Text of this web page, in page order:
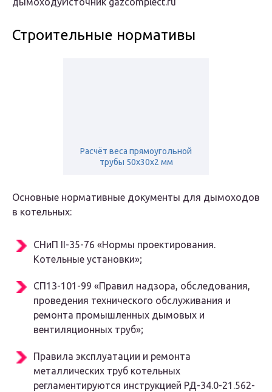
Строительные нормативы
Расчёт веса прямоугольной
трубы 50х30х2 мм
Основные нормативные документы для дымоходов
в котельных:
СНиП ІІ-35-76 «Нормы проектирования.
Котельные установки»;
СП13-101-99 «Правил надзора, обследования,
проведения технического обслуживания и
ремонта промышленных дымовых и
вентиляционных труб»;
Правила эксплуатации и ремонта
металлических труб котельных
регламентируются инструкцией РД-34.0-21.562-